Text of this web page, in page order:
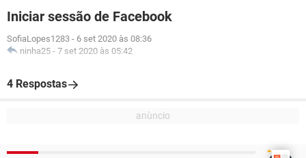
Iniciar sessão de Facebook
SofiaLopes1283 - 6 set 2020 às 08:36
ninha25 - 7 set 2020 às 05:42
4 Respostas